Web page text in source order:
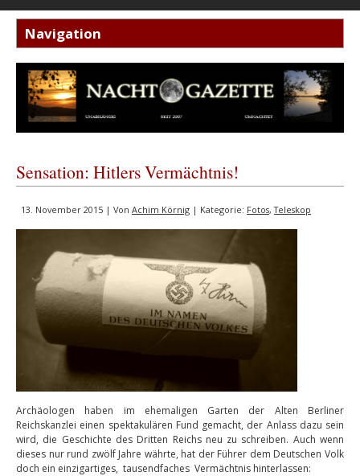
Sensation: Hitlers Vermächtnis!
13. November 2015 | Von Achim Körnig | Kategorie: Fotos,Teleskop
Archäologen haben im ehemaligen Garten der Alten Berliner
Reichskanzlei einen spektakulären Fund gemacht, der Anlass dazu sein
wird, die Geschichte des Dritten Reichs neu zu schreiben. Auch wenn
dieses nur rund zwölf Jahre währte, hat der Führer dem Deutschen Volk
doch ein einzigartiges, tausendfaches Vermächtnis hinterlassen: